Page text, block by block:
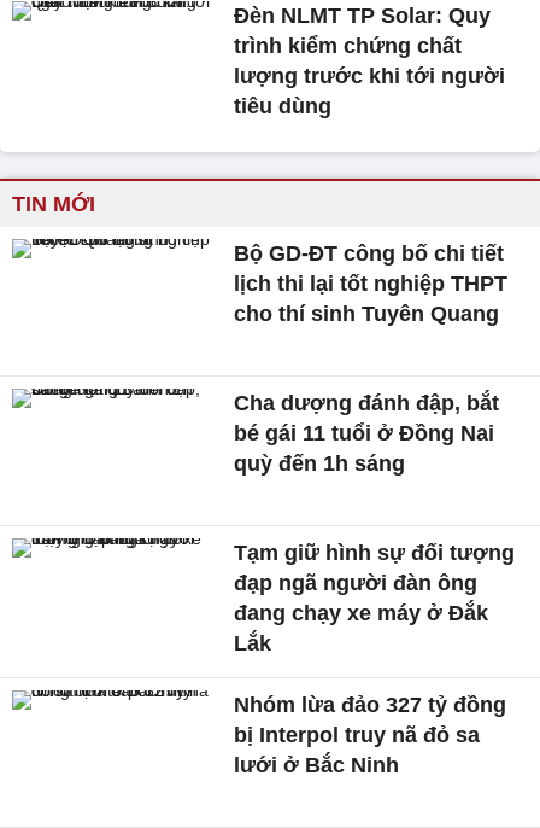
Đèn NLMT TP Solar: Quy
trình kiểm chứng chất
lượng trước khi tới người
tiêu dùng
TIN MỚI
Bộ GD-ĐT công bố chi tiết
lịch thi lại tốt nghiệp THPT
cho thí sinh Tuyên Quang
Cha dượng đánh đập, bắt
bé gái 11 tuổi ở Đồng Nai
quỳ đến 1h sáng
Tạm giữ hình sự đối tượng
đạp ngã người đàn ông
đang chạy xe máy ở Đắk
Lắk
Nhóm lừa đảo 327 tỷ đồng
bị Interpol truy nã đỏ sa
lưới ở Bắc Ninh